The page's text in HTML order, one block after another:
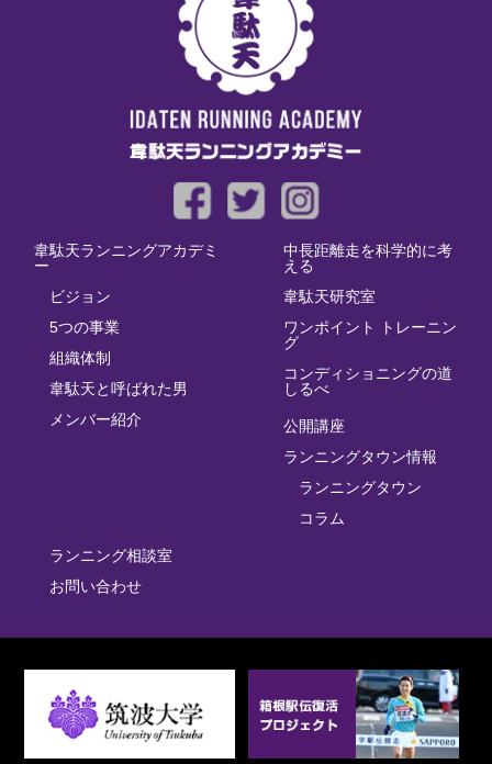
韋駄天ランニングアカデミ
ー
ビジョン
5つの事業
組織体制
韋駄天と呼ばれた男
メンバー紹介
中長距離走を科学的に考
える
韋駄天研究室
ワンポイント トレーニン
グ
コンディショニングの道
しるべ
公開講座
ランニングタウン情報
ランニングタウン
コラム
ランニング相談室
お問い合わせ